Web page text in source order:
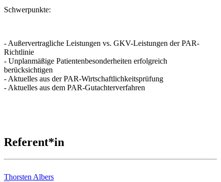
Schwerpunkte:
- Außervertragliche Leistungen vs. GKV-Leistungen der PAR-
Richtlinie
- Unplanmäßige Patientenbesonderheiten erfolgreich
berücksichtigen
- Aktuelles aus der PAR-Wirtschaftlichkeitsprüfung
- Aktuelles aus dem PAR-Gutachterverfahren
Referent*in
Thorsten Albers